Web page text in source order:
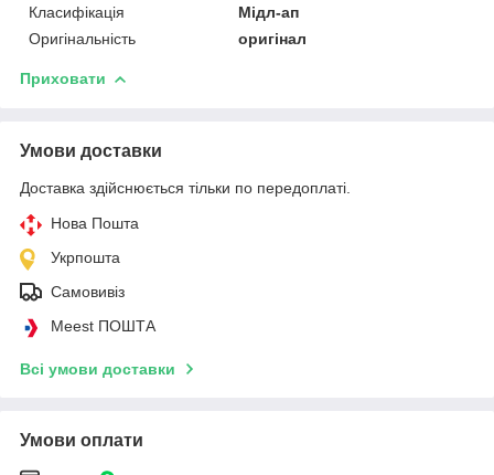
Класифікація
Мідл-ап
Оригінальність
оригінал
Приховати
Умови доставки
Доставка здійснюється тільки по передоплаті.
Нова Пошта
Укрпошта
Самовивіз
Meest ПОШТА
Всі умови доставки
Умови оплати